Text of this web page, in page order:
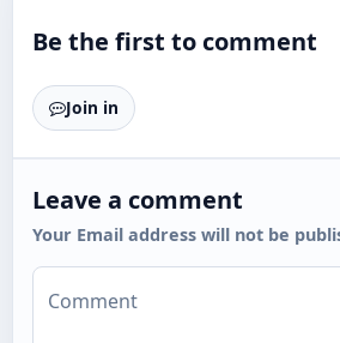
Be the first to comment
Join in
Leave a comment
Your Email address will not be
Comment